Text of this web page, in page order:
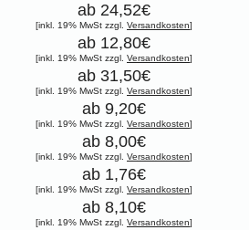
ab 24,52€
[inkl. 19% MwSt zzgl. Versandkosten]
ab 12,80€
[inkl. 19% MwSt zzgl. Versandkosten]
ab 31,50€
[inkl. 19% MwSt zzgl. Versandkosten]
ab 9,20€
[inkl. 19% MwSt zzgl. Versandkosten]
ab 8,00€
[inkl. 19% MwSt zzgl. Versandkosten]
ab 1,76€
[inkl. 19% MwSt zzgl. Versandkosten]
ab 8,10€
[inkl. 19% MwSt zzgl. Versandkosten]